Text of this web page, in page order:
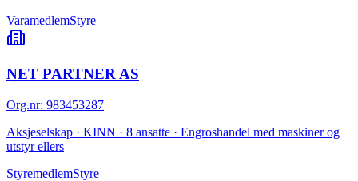
VaramedlemStyre
NET PARTNER AS
Org.nr: 983453287
Aksjeselskap · KINN · 8 ansatte · Engroshandel med maskiner og
utstyr ellers
StyremedlemStyre